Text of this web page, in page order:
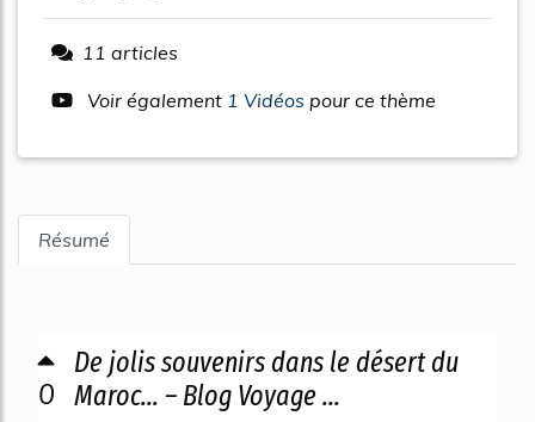
11 articles
Voir également 1 Vidéos pour ce thème
Résumé
0
De jolis souvenirs dans le désert du
Maroc… – Blog Voyage ...